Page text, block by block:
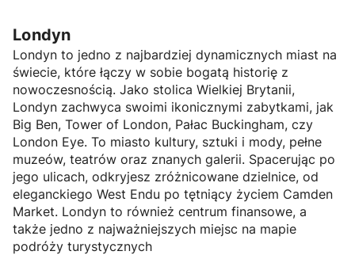
Londyn
Londyn to jedno z najbardziej dynamicznych miast na
świecie, które łączy w sobie bogatą historię z
nowoczesnością. Jako stolica Wielkiej Brytanii,
Londyn zachwyca swoimi ikonicznymi zabytkami, jak
Big Ben, Tower of London, Pałac Buckingham, czy
London Eye. To miasto kultury, sztuki i mody, pełne
muzeów, teatrów oraz znanych galerii. Spacerując po
jego ulicach, odkryjesz zróżnicowane dzielnice, od
eleganckiego West Endu po tętniący życiem Camden
Market. Londyn to również centrum finansowe, a
także jedno z najważniejszych miejsc na mapie
podróży turystycznych